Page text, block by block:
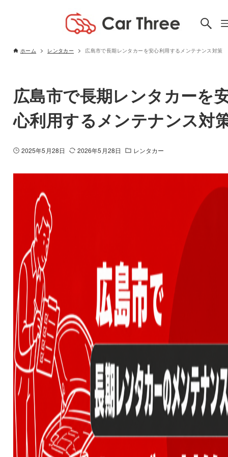
ホーム レンタカー 広島市で長期レンタカーを安心利用するメンテナンス対策
広島市で長期レンタカーを
心利用するメンテナンス対
2025年5月28日 2026年5月28日 レンタカー